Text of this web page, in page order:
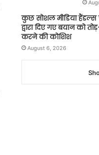
कुछ सोशल मीडिया
द्वारा दिए गए बयान को
करने की कोशिश
August 6, 2026